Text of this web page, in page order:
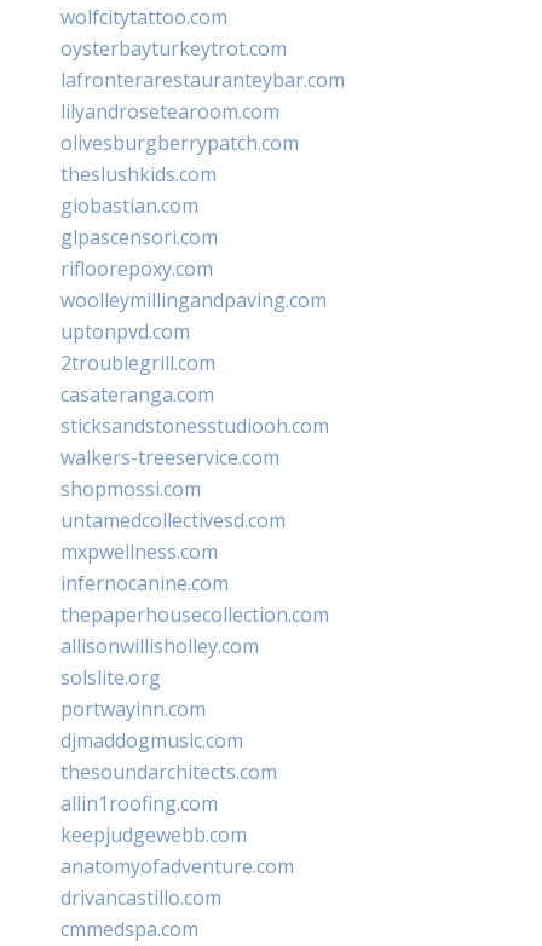
wolfcitytattoo.com
oysterbayturkeytrot.com
lafronterarestauranteybar.com
lilyandrosetearoom.com
olivesburgberrypatch.com
theslushkids.com
giobastian.com
glpascensori.com
rifloorepoxy.com
woolleymillingandpaving.com
uptonpvd.com
2troublegrill.com
casateranga.com
sticksandstonesstudiooh.com
walkers-treeservice.com
shopmossi.com
untamedcollectivesd.com
mxpwellness.com
infernocanine.com
thepaperhousecollection.com
allisonwillisholley.com
solslite.org
portwayinn.com
djmaddogmusic.com
thesoundarchitects.com
allin1roofing.com
keepjudgewebb.com
anatomyofadventure.com
drivancastillo.com
cmmedspa.com